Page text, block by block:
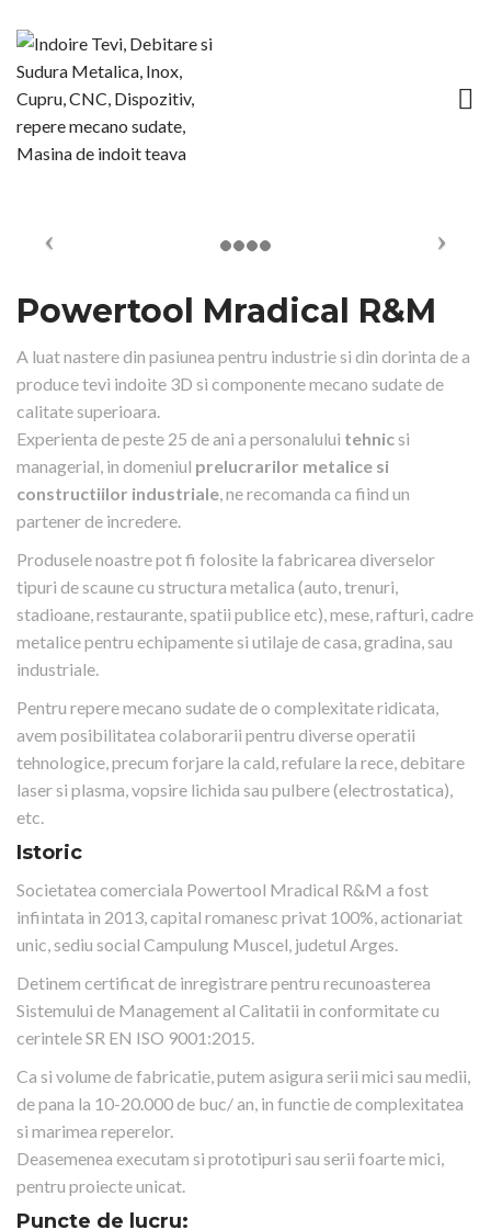
Powertool Mradical R&M
A luat nastere din pasiunea pentru industrie si din dorinta de a
produce tevi indoite 3D si componente mecano sudate de
calitate superioara.
Experienta de peste 25 de ani a personalului tehnicsi
managerial, in domeniul prelucrarilor metalice si
constructiilor industriale, ne recomanda ca fiind un
partener de incredere.
Produsele noastre pot fi folosite la fabricarea diverselor
tipuri de scaune cu structura metalica (auto, trenuri,
stadioane, restaurante, spatii publice etc), mese, rafturi, cadre
metalice pentru echipamente si utilaje de casa, gradina, sau
industriale.
Pentru repere mecano sudate de o complexitate ridicata,
avem posibilitatea colaborarii pentru diverse operatii
tehnologice, precum forjare la cald, refulare la rece, debitare
laser si plasma, vopsire lichida sau pulbere (electrostatica),
etc.
Istoric
Societatea comerciala Powertool Mradical R&M a fost
infiintata in 2013, capital romanesc privat 100%, actionariat
unic, sediu social Campulung Muscel, judetul Arges.
Detinem certificat de inregistrare pentru recunoasterea
Sistemului de Management al Calitatii in conformitate cu
cerintele SR EN ISO 9001:2015.
Ca si volume de fabricatie, putem asigura serii mici sau medii,
de pana la 10-20.000 de buc/ an, in functie de complexitatea
si marimea reperelor.
Deasemenea executam si prototipuri sau serii foarte mici,
pentru proiecte unicat.
Puncte de lucru: